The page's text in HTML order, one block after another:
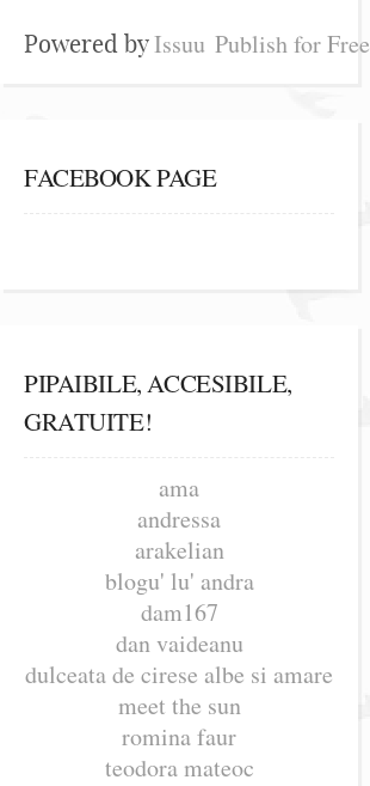
Powered byIssuu Publish for Free
FACEBOOK PAGE
PIPAIBILE, ACCESIBILE,
GRATUITE!
ama
andressa
arakelian
blogu' lu' andra
dam167
dan vaideanu
dulceata de cirese albe si amare
meet the sun
romina faur
teodora mateoc